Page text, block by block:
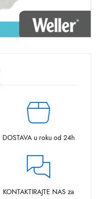
DOSTAVA u roku od 24h
KONTAKTIRAJTE NAS za